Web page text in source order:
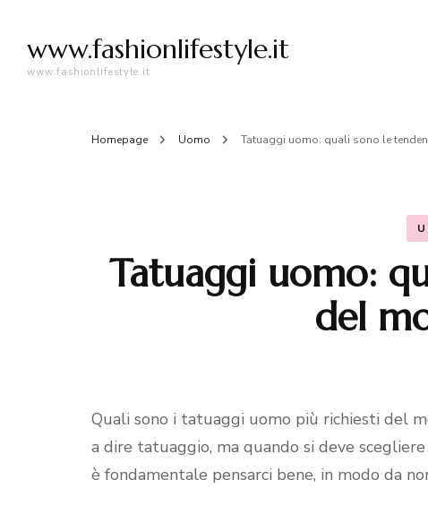
www.fashionlifestyle.it
www.fashionlifestyle.it
Homepage Uomo Tatuaggi uomo: quali sono le
Tatuaggi uomo:
del
Quali sono i tatuaggi uomo più richiesti del
a dire tatuaggio, ma quando si deve
è fondamentale pensarci bene, in modo da